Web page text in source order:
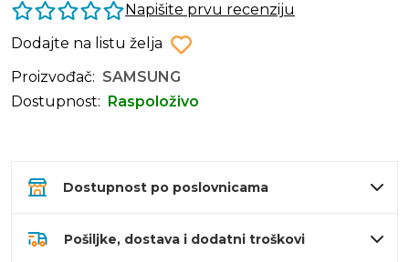
Napišite prvu recenziju
Dodajte na listu želja
Proizvođač: SAMSUNG
Dostupnost:
Raspoloživo
Dostupnost po poslovnicama
Pošiljke, dostava i dodatni troškovi